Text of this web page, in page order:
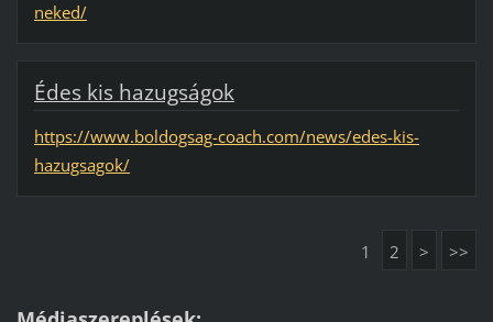
neked/
Édes kis hazugságok
https://www.boldogsag-coach.com/news/edes-kis-
hazugsagok/
1 2 > >>